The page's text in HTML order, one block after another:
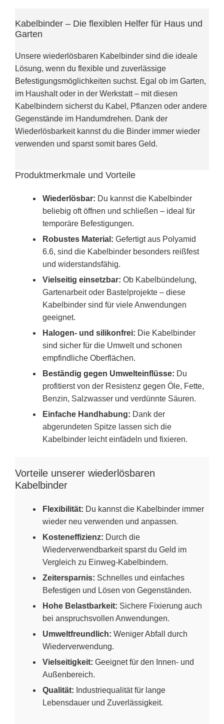
Kabelbinder – Die flexiblen Helfer für Haus und
Garten
Unsere wiederlösbaren Kabelbinder sind die ideale
Lösung, wenn du flexible und zuverlässige
Befestigungsmöglichkeiten suchst. Egal ob im Garten,
im Haushalt oder in der Werkstatt – mit diesen
Kabelbindern sicherst du Kabel, Pflanzen oder andere
Gegenstände im Handumdrehen. Dank der
Wiederlösbarkeit kannst du die Binder immer wieder
verwenden und sparst somit bares Geld.
Produktmerkmale und Vorteile
Wiederlösbar: Du kannst die Kabelbinder
beliebig oft öffnen und schließen – ideal für
temporäre Befestigungen.
Robustes Material: Gefertigt aus Polyamid
6.6, sind die Kabelbinder besonders reißfest
und widerstandsfähig.
Vielseitig einsetzbar: Ob Kabelbündelung,
Gartenarbeit oder Bastelprojekte – diese
Kabelbinder sind für viele Anwendungen
geeignet.
Halogen- und silikonfrei: Die Kabelbinder
sind sicher für die Umwelt und schonen
empfindliche Oberflächen.
Beständig gegen Umwelteinflüsse: Du
profitierst von der Resistenz gegen Öle, Fette,
Benzin, Salzwasser und verdünnte Säuren.
Einfache Handhabung: Dank der
abgerundeten Spitze lassen sich die
Kabelbinder leicht einfädeln und fixieren.
Vorteile unserer wiederlösbaren
Kabelbinder
Flexibilität: Du kannst die Kabelbinder immer
wieder neu verwenden und anpassen.
Kosteneffizienz: Durch die
Wiederverwendbarkeit sparst du Geld im
Vergleich zu Einweg-Kabelbindern.
Zeitersparnis: Schnelles und einfaches
Befestigen und Lösen von Gegenständen.
Hohe Belastbarkeit: Sichere Fixierung auch
bei anspruchsvollen Anwendungen.
Umweltfreundlich: Weniger Abfall durch
Wiederverwendung.
Vielseitigkeit: Geeignet für den Innen- und
Außenbereich.
Qualität: Industriequalität für lange
Lebensdauer und Zuverlässigkeit.